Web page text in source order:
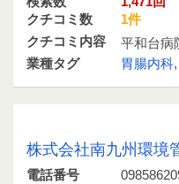
クチコミ数
1件
クチコミ内容
平和台病
業種タグ 胃腸内科,
株式会社南九州環境
電話番号